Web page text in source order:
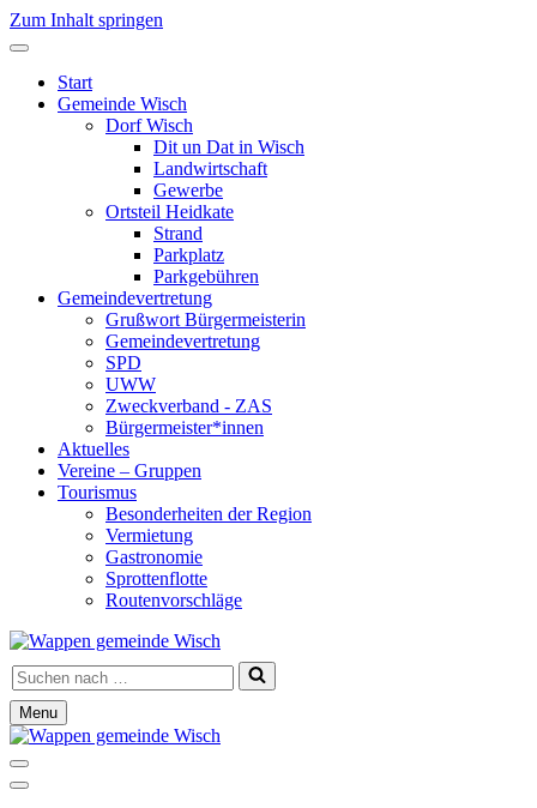
Zum Inhalt springen
Start
Gemeinde Wisch
Dorf Wisch
Dit un Dat in Wisch
Landwirtschaft
Gewerbe
Ortsteil Heidkate
Strand
Parkplatz
Parkgebühren
Gemeindevertretung
Grußwort Bürgermeisterin
Gemeindevertretung
SPD
UWW
Zweckverband - ZAS
Bürgermeister*innen
Aktuelles
Vereine – Gruppen
Tourismus
Besonderheiten der Region
Vermietung
Gastronomie
Sprottenflotte
Routenvorschläge
Suchen
nach …
Menu
Navigationsmenü
Navigationsmenü